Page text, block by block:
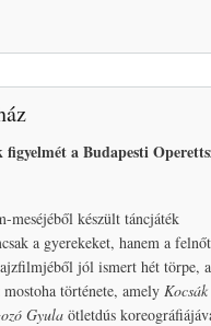
a Budapesti
készült táncjáték
a gyerekeket, hanem a
jól ismert hét törpe, a
mostoha története, amely
Gyula ötletdús